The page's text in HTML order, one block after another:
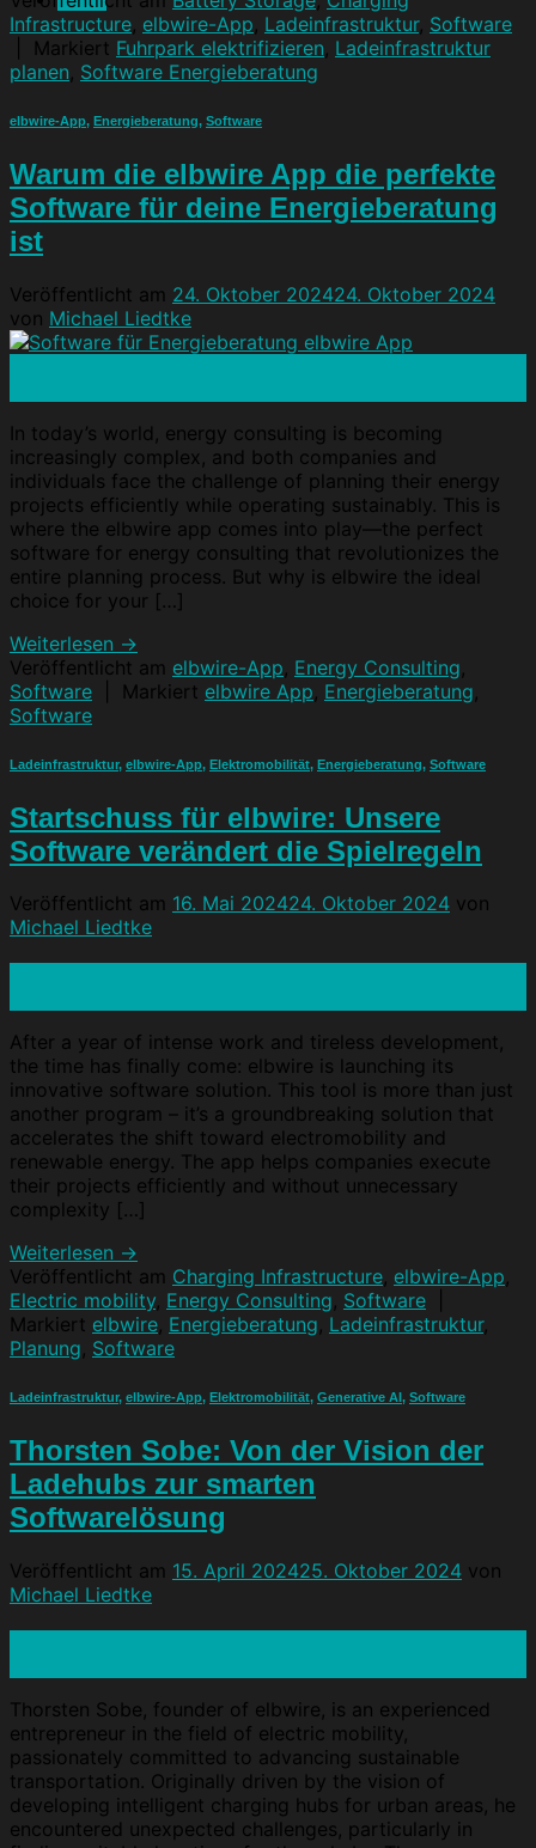
Infrastructure elbwire-App Ladeinfrastruktur, Software
Markiert Fuhrpark elektrifizieren Ladeinfrastruktur
planen Software Energieberatung
elbwire-App, Energieberatung, Software
Warum die elbwire App die perfekte
Software für deine Energieberatung
ist
Veröffentlicht am 24. Oktober 202424. Oktober 2024
von Michael Liedtke
In today’s world, energy consulting is becoming
increasingly complex, and both companies and
individuals face the challenge of planning their energy
projects efficiently while operating sustainably. This is
where the elbwire app comes into play—the perfect
software for energy consulting that revolutionizes the
entire planning process. But why is elbwire the ideal
choice for your […]
Weiterlesen →
Veröffentlicht am elbwire-App Energy Consulting
Software
Markiert elbwire App Energieberatung
Software
Ladeinfrastruktur, elbwire-App, Elektromobilität, Energieberatung, Software
Startschuss für elbwire: Unsere
Software verändert die Spielregeln
Veröffentlicht am 16. Mai 202424. Oktober 2024 von
Michael Liedtke
After a year of intense work and tireless development,
the time has finally come: elbwire is launching its
innovative software solution. This tool is more than just
another program – it’s a groundbreaking solution that
accelerates the shift toward electromobility and
renewable energy. The app helps companies execute
their projects efficiently and without unnecessary
complexity […]
Weiterlesen →
Veröffentlicht am Charging Infrastructure, elbwire-App,
Electric mobility, Energy Consulting, Software
Markiert elbwire, Energieberatung, Ladeinfrastruktur,
Planung, Software
Ladeinfrastruktur, elbwire-App, Elektromobilität, Generative AI , Software
Thorsten Sobe: Von der Vision der
Ladehubs zur smarten
Softwarelösung
Veröffentlicht am 15. April 202425. Oktober 2024 von
Michael Liedtke
Thorsten Sobe, founder of elbwire, is an experienced
entrepreneur in the field of electric mobility,
passionately committed to advancing sustainable
transportation. Originally driven by the vision of
developing intelligent charging hubs for urban areas, he
encountered unexpected challenges, particularly in